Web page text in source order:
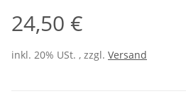
24,50 €
inkl. 20% USt. , zzgl. Versand